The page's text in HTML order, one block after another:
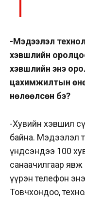
-Мэдээлэл
хэвшлийн
хэвшлийн энэ
цахимжилтын
нөлөөлсөн бэ?
-Хувийн хэвшил
байна. Мэдээлэл
үндсэндээ 100
санаачилгаар явж
үүрэн телефон
Товчхондоо,